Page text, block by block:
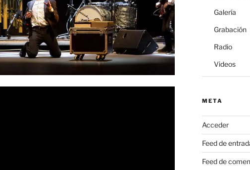
Galería
Grabación
Radio
Videos
META
Acceder
Feed de
Feed de